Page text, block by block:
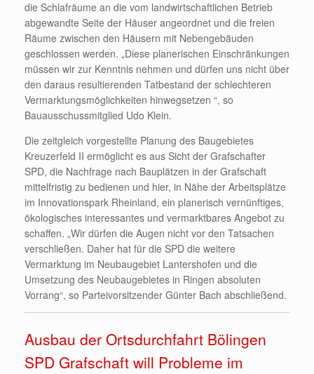
die Schlafräume an die vom landwirtschaftlichen Betrieb
abgewandte Seite der Häuser angeordnet und die freien
Räume zwischen den Häusern mit Nebengebäuden
geschlossen werden. „Diese planerischen Einschränkungen
müssen wir zur Kenntnis nehmen und dürfen uns nicht über
den daraus resultierenden Tatbestand der schlechteren
Vermarktungsmöglichkeiten hinwegsetzen “, so
Bauausschussmitglied Udo Klein.
Die zeitgleich vorgestellte Planung des Baugebietes
Kreuzerfeld II ermöglicht es aus Sicht der Grafschafter
SPD, die Nachfrage nach Bauplätzen in der Grafschaft
mittelfristig zu bedienen und hier, in Nähe der Arbeitsplätze
im Innovationspark Rheinland, ein planerisch vernünftiges,
ökologisches interessantes und vermarktbares Angebot zu
schaffen. „Wir dürfen die Augen nicht vor den Tatsachen
verschließen. Daher hat für die SPD die weitere
Vermarktung im Neubaugebiet Lantershofen und die
Umsetzung des Neubaugebietes in Ringen absoluten
Vorrang“, so Parteivorsitzender Günter Bach abschließend.
Ausbau der Ortsdurchfahrt Bölingen
SPD Grafschaft will Probleme im